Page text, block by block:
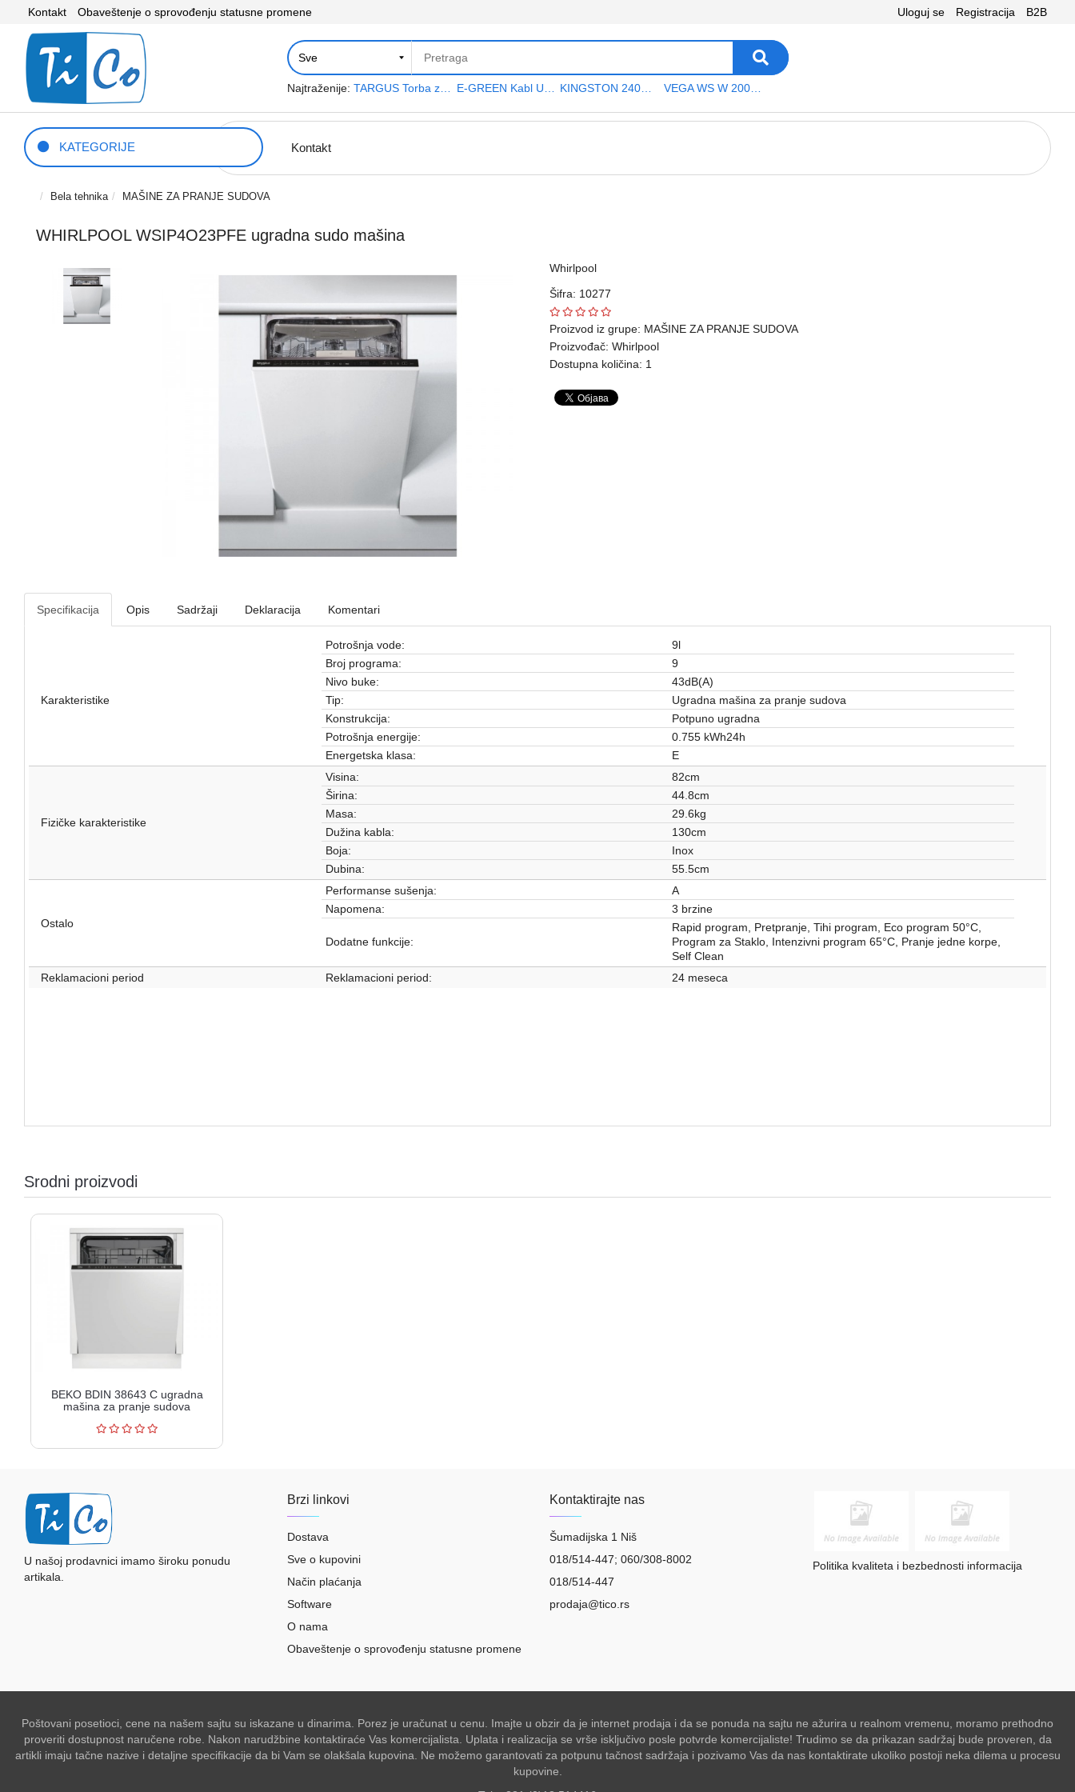
Kontakt Obaveštenje o sprovođenju statusne promene Uloguj se Registracija B2B
Najtraženije: TARGUS Torba za notebook 15.6" TAR300 VEGA WS W 200 platno
KATEGORIJE Kontakt
Bela tehnika MAŠINE ZA PRANJE SUDOVA
WHIRLPOOL WSIP4O23PFE ugradna sudo mašina
Whirlpool
Šifra: 10277
Proizvod iz grupe: MAŠINE ZA PRANJE SUDOVA
Proizvođač: Whirlpool
Dostupna količina: 1
Specifikacija Opis Sadržaji Deklaracija Komentari
Karakteristike
Potrošnja vode:
9l
Broj programa:
9
Nivo buke:
43dB(A)
Tip:
Ugradna mašina za pranje sudova
Konstrukcija:
Potpuno ugradna
Potrošnja energije:
0.755 kWh24h
Energetska klasa:
E
Fizičke karakteristike
Visina:
82cm
Širina:
44.8cm
Masa:
29.6kg
Dužina kabla:
130cm
Boja:
Inox
Dubina:
55.5cm
Ostalo
Performanse sušenja:
A
Napomena:
3 brzine
Dodatne funkcije:
Rapid program, Pretpranje, Tihi program, Eco program 50°C,
Program za Staklo, Intenzivni program 65°C, Pranje jedne korpe,
Self Clean
Reklamacioni period
Reklamacioni period: 24 meseca
Srodni proizvodi
BEKO BDIN 38643 C ugradna
mašina za pranje sudova
U našoj prodavnici imamo široku ponudu
artikala.
Brzi linkovi
Dostava
Sve o kupovini
Način plaćanja
Software
O nama
Obaveštenje o sprovođenju statusne promene
Kontaktirajte nas
Šumadijska 1 Niš
018/514-447; 060/308-8002
018/514-447
prodaja@tico.rs
Politika kvaliteta i bezbednosti informacija
Poštovani posetioci, cene na našem sajtu su iskazane u dinarima. Porez je uračunat u cenu. Imajte u obzir da je internet prodaja i da se ponuda na sajtu ne ažurira u realnom vremenu, moramo prethodno
proveriti dostupnost naručene robe. Nakon narudžbine kontaktiraće Vas komercijalista. Uplata i realizacija se vrše isključivo posle potvrde komercijaliste! Trudimo se da prikazan sadržaj bude proveren, da
artikli imaju tačne nazive i detaljne specifikacije da bi Vam se olakšala kupovina. Ne možemo garantovati za potpunu tačnost sadržaja i pozivamo Vas da nas kontaktirate ukoliko postoji neka dilema u procesu
kupovine.